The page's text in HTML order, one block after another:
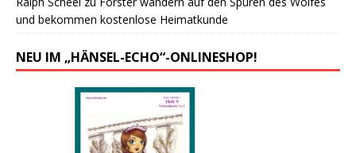
und bekommen kostenlose Heimatkunde
NEU IM „HÄNSEL-ECHO“-ONLINESHOP!